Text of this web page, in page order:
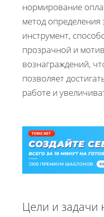
нормирование
метод
инструмент,
прозрачной и
вознаграждений,
позволяет
работе и
Цели и задачи